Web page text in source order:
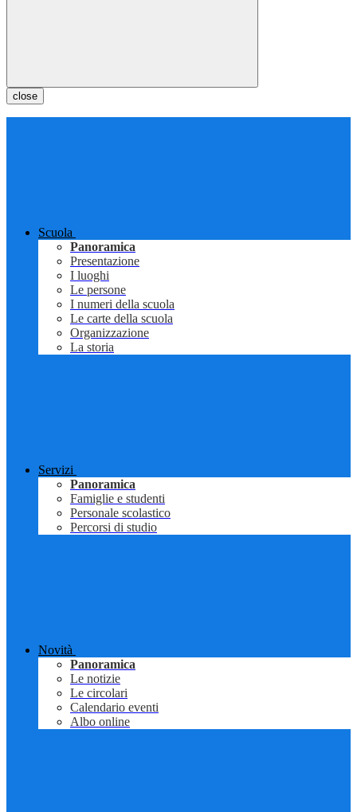
close
Scuola
Panoramica
Presentazione
I luoghi
Le persone
I numeri della scuola
Le carte della scuola
Organizzazione
La storia
Servizi
Panoramica
Famiglie e studenti
Personale scolastico
Percorsi di studio
Novità
Panoramica
Le notizie
Le circolari
Calendario eventi
Albo online